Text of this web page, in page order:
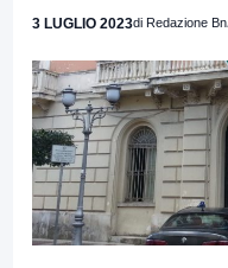
3 LUGLIO 2023di Redazione Bn